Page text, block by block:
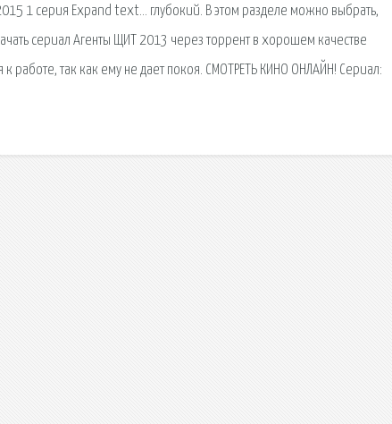
1 серия Expand text… глубокий. В этом разделе можно выбрать,
сериал Агенты ЩИТ 2013 через торрент в хорошем качестве
работе, так как ему не дает покоя. СМОТРЕТЬ КИНО ОНЛАЙН! Сериал: